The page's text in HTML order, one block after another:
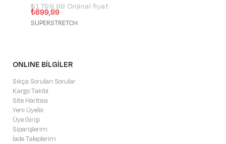
₺899,99
₺1.799,99
SUPERSTRETCH
ONLINE BİLGİLER
Sıkça Sorulan Sorular
Kargo Takibi
Site Haritası
Yeni Üyelik
Üye Girişi
Siparişlerim
İade Taleplerim